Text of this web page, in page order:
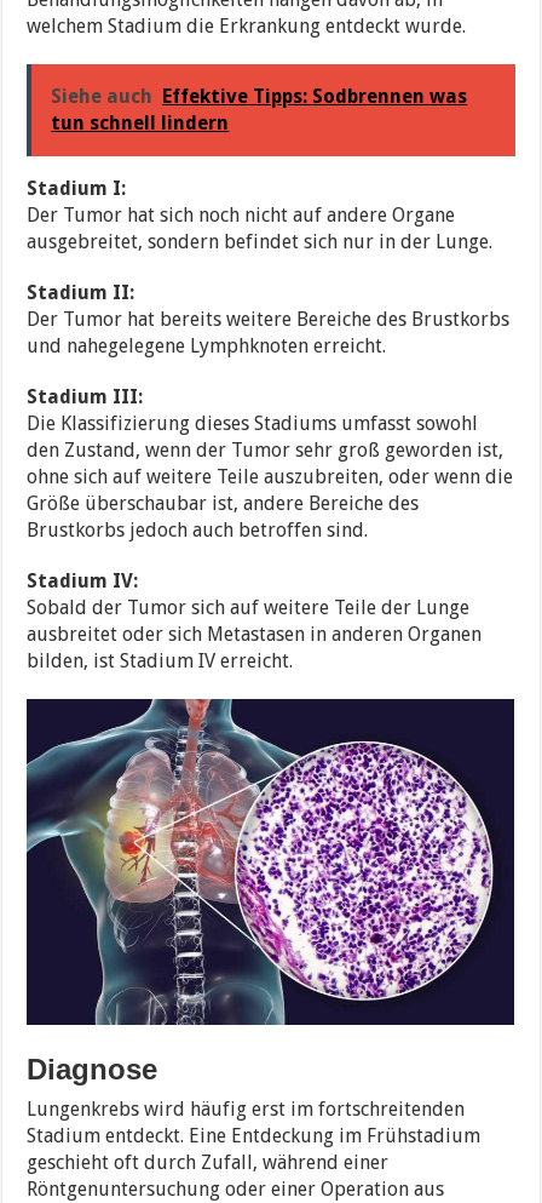
welchem Stadium die Erkrankung entdeckt wurde.
Siehe auch
Effektive Tipps: Sodbrennen was
tun schnell lindern
Stadium I:
Der Tumor hat sich noch nicht auf andere Organe
ausgebreitet, sondern befindet sich nur in der Lunge.
Stadium II:
Der Tumor hat bereits weitere Bereiche des Brustkorbs
und nahegelegene Lymphknoten erreicht.
Stadium III:
Die Klassifizierung dieses Stadiums umfasst sowohl
den Zustand, wenn der Tumor sehr groß geworden ist,
ohne sich auf weitere Teile auszubreiten, oder wenn die
Größe überschaubar ist, andere Bereiche des
Brustkorbs jedoch auch betroffen sind.
Stadium IV:
Sobald der Tumor sich auf weitere Teile der Lunge
ausbreitet oder sich Metastasen in anderen Organen
bilden, ist Stadium IV erreicht.
Diagnose
Lungenkrebs wird häufig erst im fortschreitenden
Stadium entdeckt. Eine Entdeckung im Frühstadium
geschieht oft durch Zufall, während einer
Röntgenuntersuchung oder einer Operation aus